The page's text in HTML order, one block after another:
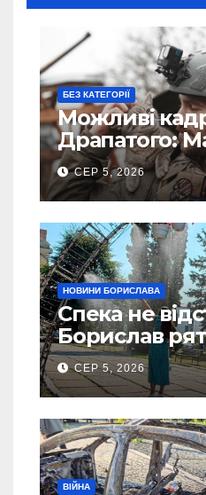
БЕЗ КАТЕГОРІЇ
Можливі
Драпатого:
пророкують
посаду у ЗСУ
СЕР 5, 2026
НОВИНИ БОРИСЛАВА
Спека не
Борислав
від
(Фото)
СЕР 5, 2026
ВІЙНА